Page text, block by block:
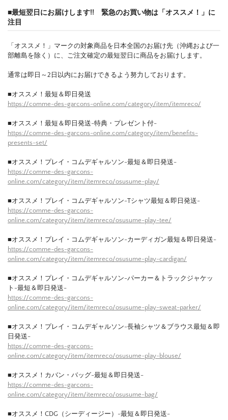
■最短翌日にお届けします!! 緊急のお買い物は「オススメ！」に
注目
「オススメ！」マークの対象商品を日本全国のお届け先（沖縄および一
部離島を除く）に、ご注文確定の最短翌日に商品をお届けします。
通常は即日～2日以内にお届けできるよう努力しております。
■オススメ！最短＆即日発送
https://comme-des-garcons-online.com/category/item/itemreco/
■オススメ！最短＆即日発送-特典・プレゼント付-
https://comme-des-garcons-online.com/category/item/benefits-
presents-set/
■オススメ！プレイ・コムデギャルソン-最短＆即日発送-
https://comme-des-garcons-
online.com/category/item/itemreco/osusume-play/
■オススメ！プレイ・コムデギャルソン-Tシャツ最短＆即日発送-
https://comme-des-garcons-
online.com/category/item/itemreco/osusume-play-tee/
■オススメ！プレイ・コムデギャルソン-カーディガン最短＆即日発送-
https://comme-des-garcons-
online.com/category/item/itemreco/osusume-play-cardigan/
■オススメ！プレイ・コムデギャルソン-パーカー＆トラックジャケッ
ト-最短＆即日発送-
https://comme-des-garcons-
online.com/category/item/itemreco/osusume-play-sweat-parker/
■オススメ！プレイ・コムデギャルソン-長袖シャツ＆ブラウス最短＆即
日発送-
https://comme-des-garcons-
online.com/category/item/itemreco/osusume-play-blouse/
■オススメ！カバン・バッグ-最短＆即日発送-
https://comme-des-garcons-
online.com/category/item/itemreco/osusume-bag/
■オススメ！CDG（シーディージー）-最短＆即日発送-